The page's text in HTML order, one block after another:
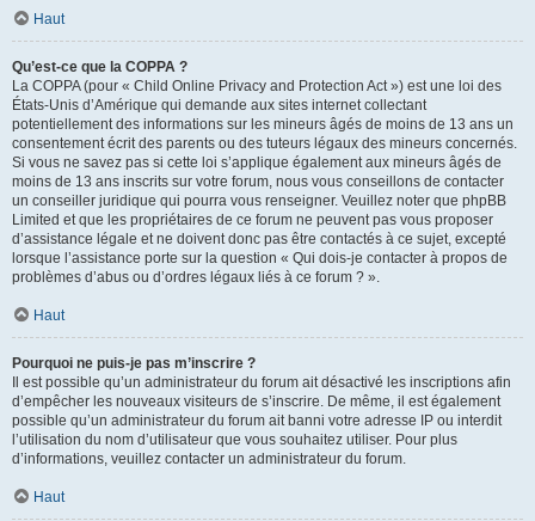
Haut
Qu’est-ce que la COPPA ?
La COPPA (pour « Child Online Privacy and Protection Act ») est une loi des
États-Unis d’Amérique qui demande aux sites internet collectant
potentiellement des informations sur les mineurs âgés de moins de 13 ans un
consentement écrit des parents ou des tuteurs légaux des mineurs concernés.
Si vous ne savez pas si cette loi s’applique également aux mineurs âgés de
moins de 13 ans inscrits sur votre forum, nous vous conseillons de contacter
un conseiller juridique qui pourra vous renseigner. Veuillez noter que phpBB
Limited et que les propriétaires de ce forum ne peuvent pas vous proposer
d’assistance légale et ne doivent donc pas être contactés à ce sujet, excepté
lorsque l’assistance porte sur la question « Qui dois-je contacter à propos de
problèmes d’abus ou d’ordres légaux liés à ce forum ? ».
Haut
Pourquoi ne puis-je pas m’inscrire ?
Il est possible qu’un administrateur du forum ait désactivé les inscriptions afin
d’empêcher les nouveaux visiteurs de s’inscrire. De même, il est également
possible qu’un administrateur du forum ait banni votre adresse IP ou interdit
l’utilisation du nom d’utilisateur que vous souhaitez utiliser. Pour plus
d’informations, veuillez contacter un administrateur du forum.
Haut